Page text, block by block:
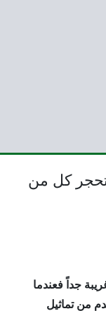
كل من
جداً فعندما
من تماثيل